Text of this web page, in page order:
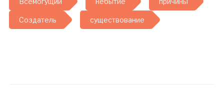
Создатель существование